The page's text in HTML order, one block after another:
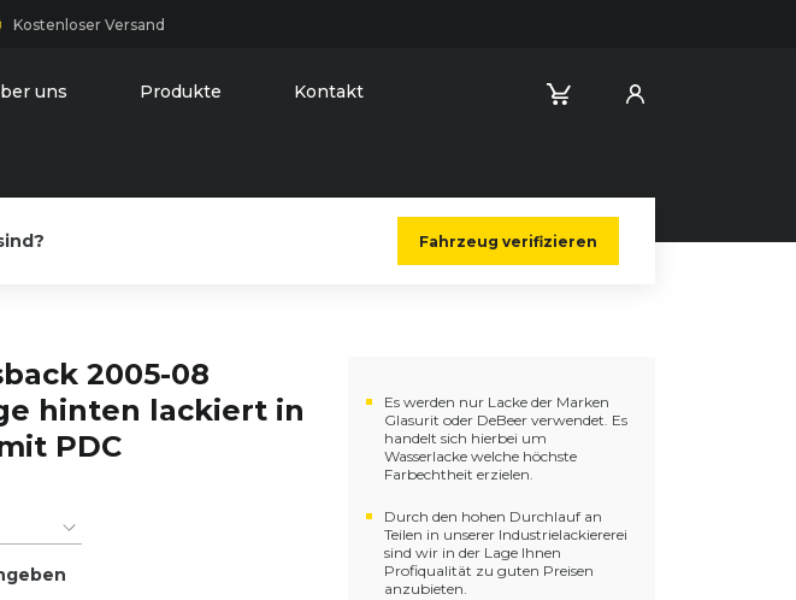
Kostenloser Versand
uns Produkte Kontakt
Fahrzeug verifizieren
2005-08
hinten lackiert in
PDC
Es werden nur Lacke der Marken
Glasurit oder DeBeer verwendet. Es
handelt sich hierbei um
Wasserlacke welche höchste
Farbechtheit erzielen.
Durch den hohen Durchlauf an
Teilen in unserer Industrielackiererei
sind wir in der Lage Ihnen
Profiqualität zu guten Preisen
anzubieten.